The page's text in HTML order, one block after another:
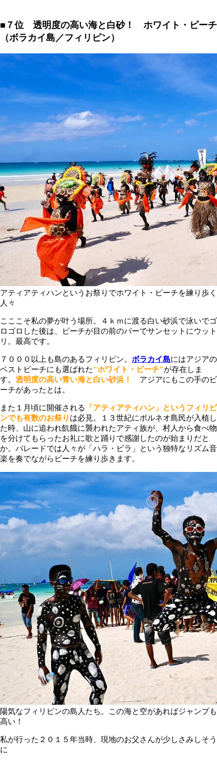
■７位 透明度の高い海と白砂！ ホワイト・ビーチ
（ボラカイ島／フィリピン）
アティアティハンというお祭りでホワイト・ビーチを練り歩く
人々
こここそ私の夢が叶う場所。４ｋｍに渡る白い砂浜で泳いでゴ
ロゴロした後は、ビーチが目の前のバーでサンセットにウット
リ。最高です。
７０００以上も島のあるフィリピン。 ボラカイ島にはアジアの
ベストビーチにも選ばれた"ホワイト・ビーチ"が存在しま
す。 透明度の高い青い海と白い砂浜！
アジアにもこの手のビ
ーチがあったとは。
また１月頃に開催される 「 アティアティハン」 というフィリピ
ンでも有数のお祭り は必見。１３世紀にボルネオ島民が入植し
た時、山に追われ飢餓に襲われたアティ族が、村人から食べ物
を分けてもらったお礼に歌と踊りで感謝したのが始まりだと
か。パレードでは人々が「ハラ・ビラ」という独特なリズム音
楽を奏でながらビーチを練り歩きます。
陽気なフィリピンの島人たち。この海と空があればジャンプも
高い！
私が行った２０１５年当時、現地のお父さんが少しさみしそう
に